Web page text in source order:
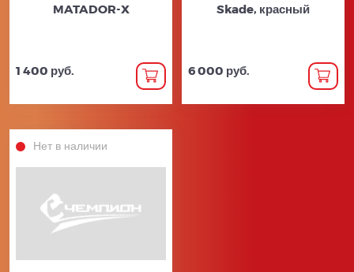
MATADOR-X
1 400 руб.
Skade, красный
6 000 руб.
Нет в наличии